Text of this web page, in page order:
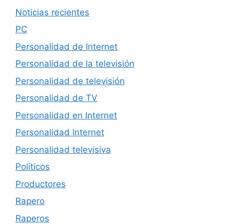
Noticias recientes
PC
Personalidad de Internet
Personalidad de la televisión
Personalidad de televisión
Personalidad de TV
Personalidad en Internet
Personalidad Internet
Personalidad televisiva
Políticos
Productores
Rapero
Raperos